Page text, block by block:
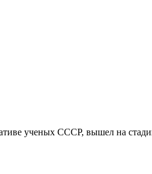
ученых СССР, вышел на